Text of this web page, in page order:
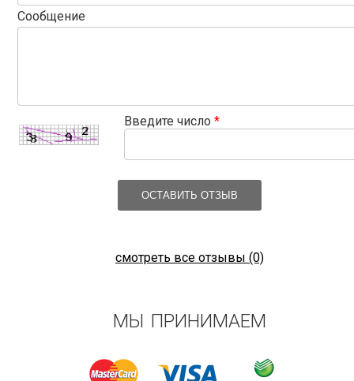
Сообщение
Введите число *
ОСТАВИТЬ ОТЗЫВ
смотреть все отзывы (0)
МЫ ПРИНИМАЕМ